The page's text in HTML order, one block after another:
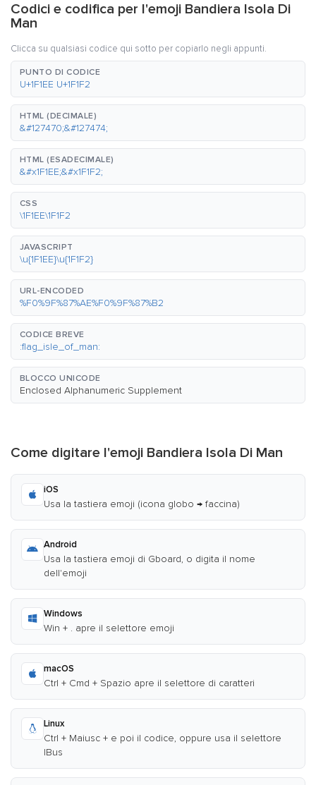
Codici e codifica per l'emoji Bandiera Isola Di
Man
Clicca su qualsiasi codice qui sotto per copiarlo negli appunti.
PUNTO DI CODICE
U+1F1EE U+1F1F2
HTML (DECIMALE)
&#127470;&#127474;
HTML (ESADECIMALE)
&#x1F1EE;&#x1F1F2;
CSS
\1F1EE\1F1F2
JAVASCRIPT
\u{1F1EE}\u{1F1F2}
URL-ENCODED
%F0%9F%87%AE%F0%9F%87%B2
CODICE BREVE
:flag_isle_of_man:
BLOCCO UNICODE
Enclosed Alphanumeric Supplement
Come digitare l'emoji Bandiera Isola Di Man
iOS
Usa la tastiera emoji (icona globo → faccina)
Android
Usa la tastiera emoji di Gboard, o digita il nome
dell'emoji
Windows
Win + . apre il selettore emoji
macOS
Ctrl + Cmd + Spazio apre il selettore di caratteri
Linux
Ctrl + Maiusc + e poi il codice, oppure usa il selettore
IBus